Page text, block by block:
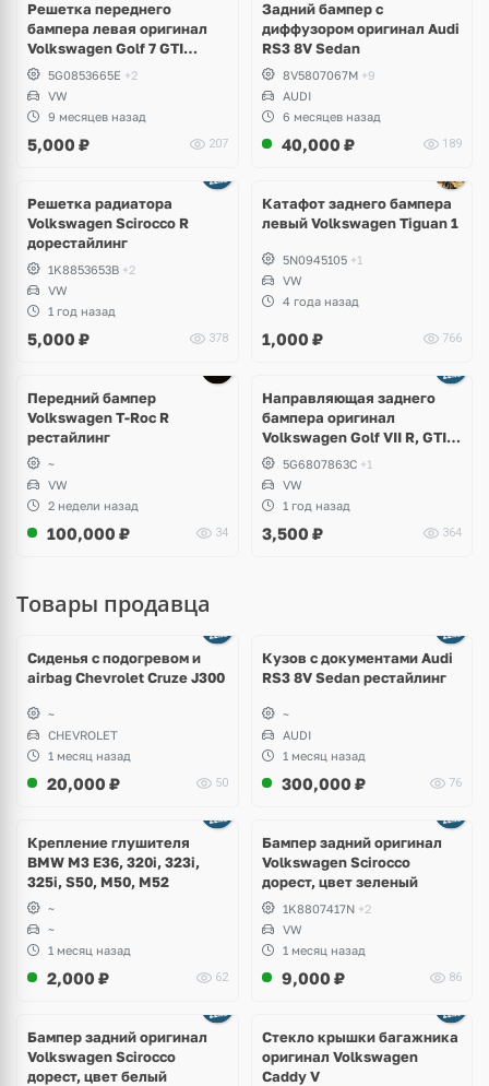
Решетка переднего
бампера левая оригинал
Volkswagen Golf 7 GTI
дорест
5G0853665E +2
VW
9 месяцев назад
5,000 ₽ 207
Задний бампер с
диффузором оригинал Audi
RS3 8V Sedan
8V5807067M +9
AUDI
6 месяцев назад
40,000 ₽ 189
Решетка радиатора
Volkswagen Scirocco R
дорестайлинг
1K8853653B +2
VW
1 год назад
5,000 ₽ 378
Катафот заднего бампера
левый Volkswagen Tiguan 1
5N0945105 +1
VW
4 года назад
1,000 ₽ 766
Передний бампер
Volkswagen T-Roc R
рестайлинг
~
VW
2 недели назад
100,000 ₽ 34
Направляющая заднего
бампера оригинал
Volkswagen Golf VII R, GTI,
e-Golf5G6807863C +1
VW
1 год назад
3,500 ₽ 364
Товары продавца
Сиденья с подогревом и
airbag Chevrolet Cruze J300
~
CHEVROLET
1 месяц назад
20,000 ₽ 50
Кузов с документами Audi
RS3 8V Sedan рестайлинг
~
AUDI
1 месяц назад
300,000 ₽ 76
Крепление глушителя
BMW M3 E36, 320i, 323i,
325i, S50, M50, M52
~
~
1 месяц назад
2,000 ₽ 62
Бампер задний оригинал
Volkswagen Scirocco
дорест, цвет зеленый
1K8807417N +2
VW
1 месяц назад
9,000 ₽ 86
Бампер задний оригинал
Volkswagen Scirocco
дорест, цвет белый
Стекло крышки багажника
оригинал Volkswagen
Caddy V